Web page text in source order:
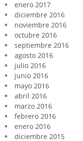
enero 2017
diciembre 2016
noviembre 2016
octubre 2016
septiembre 2016
agosto 2016
julio 2016
junio 2016
mayo 2016
abril 2016
marzo 2016
febrero 2016
enero 2016
diciembre 2015